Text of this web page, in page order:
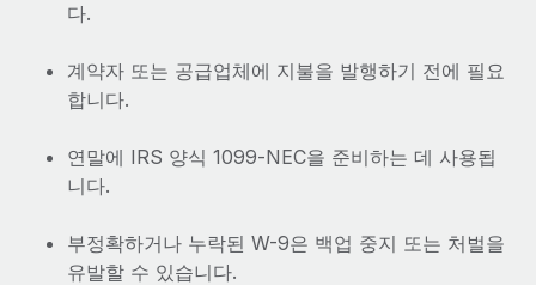
비디오 콘텐츠를 활용한 마케팅이 계속해서 인기를 끌면서, 기업들
니다. 그러나 대부분의 회사들은 그렇게 높은 품질의...
다.
계약자 또는 공급업체에 지불을 발행하기 전에 필요
합니다.
연말에 IRS 양식 1099-NEC을 준비하는 데 사용됩
니다.
부정확하거나 누락된 W-9은 백업 중지 또는 처벌을
유발할 수 있습니다.